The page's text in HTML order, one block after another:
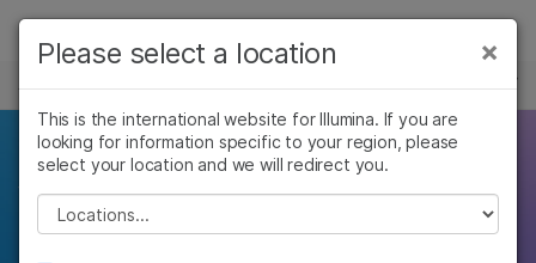
솔루션
학습
회사
시퀀싱
새로운 유전체 조합
모든 종의 빠르고 정확한 특성 규명을 위한 NGS
×
Please select a location
This is the international website for Illumina. If you are
looking for information specific to your region, please
select your location and we will redirect you.
Please select a location
×
암 연구
농업유전체학 연구
임상 종양학 연구